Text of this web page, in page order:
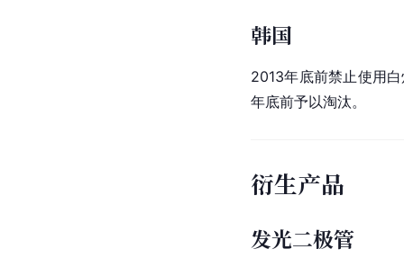
韩国
2013年底前禁止使用
年底前予以淘汰。
衍生产品
发光二极管